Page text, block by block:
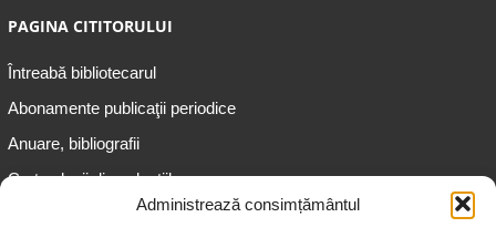
Administrează consimțământul
PAGINA CITITORULUI
Întreabă bibliotecarul
Abonamente publicaţii periodice
Anuare, bibliografii
Cartea lunii din colecțiile